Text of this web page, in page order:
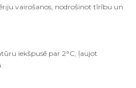
vairošanos, nodrošinot tīrību un
iekšpusē par 2°C, ļaujot